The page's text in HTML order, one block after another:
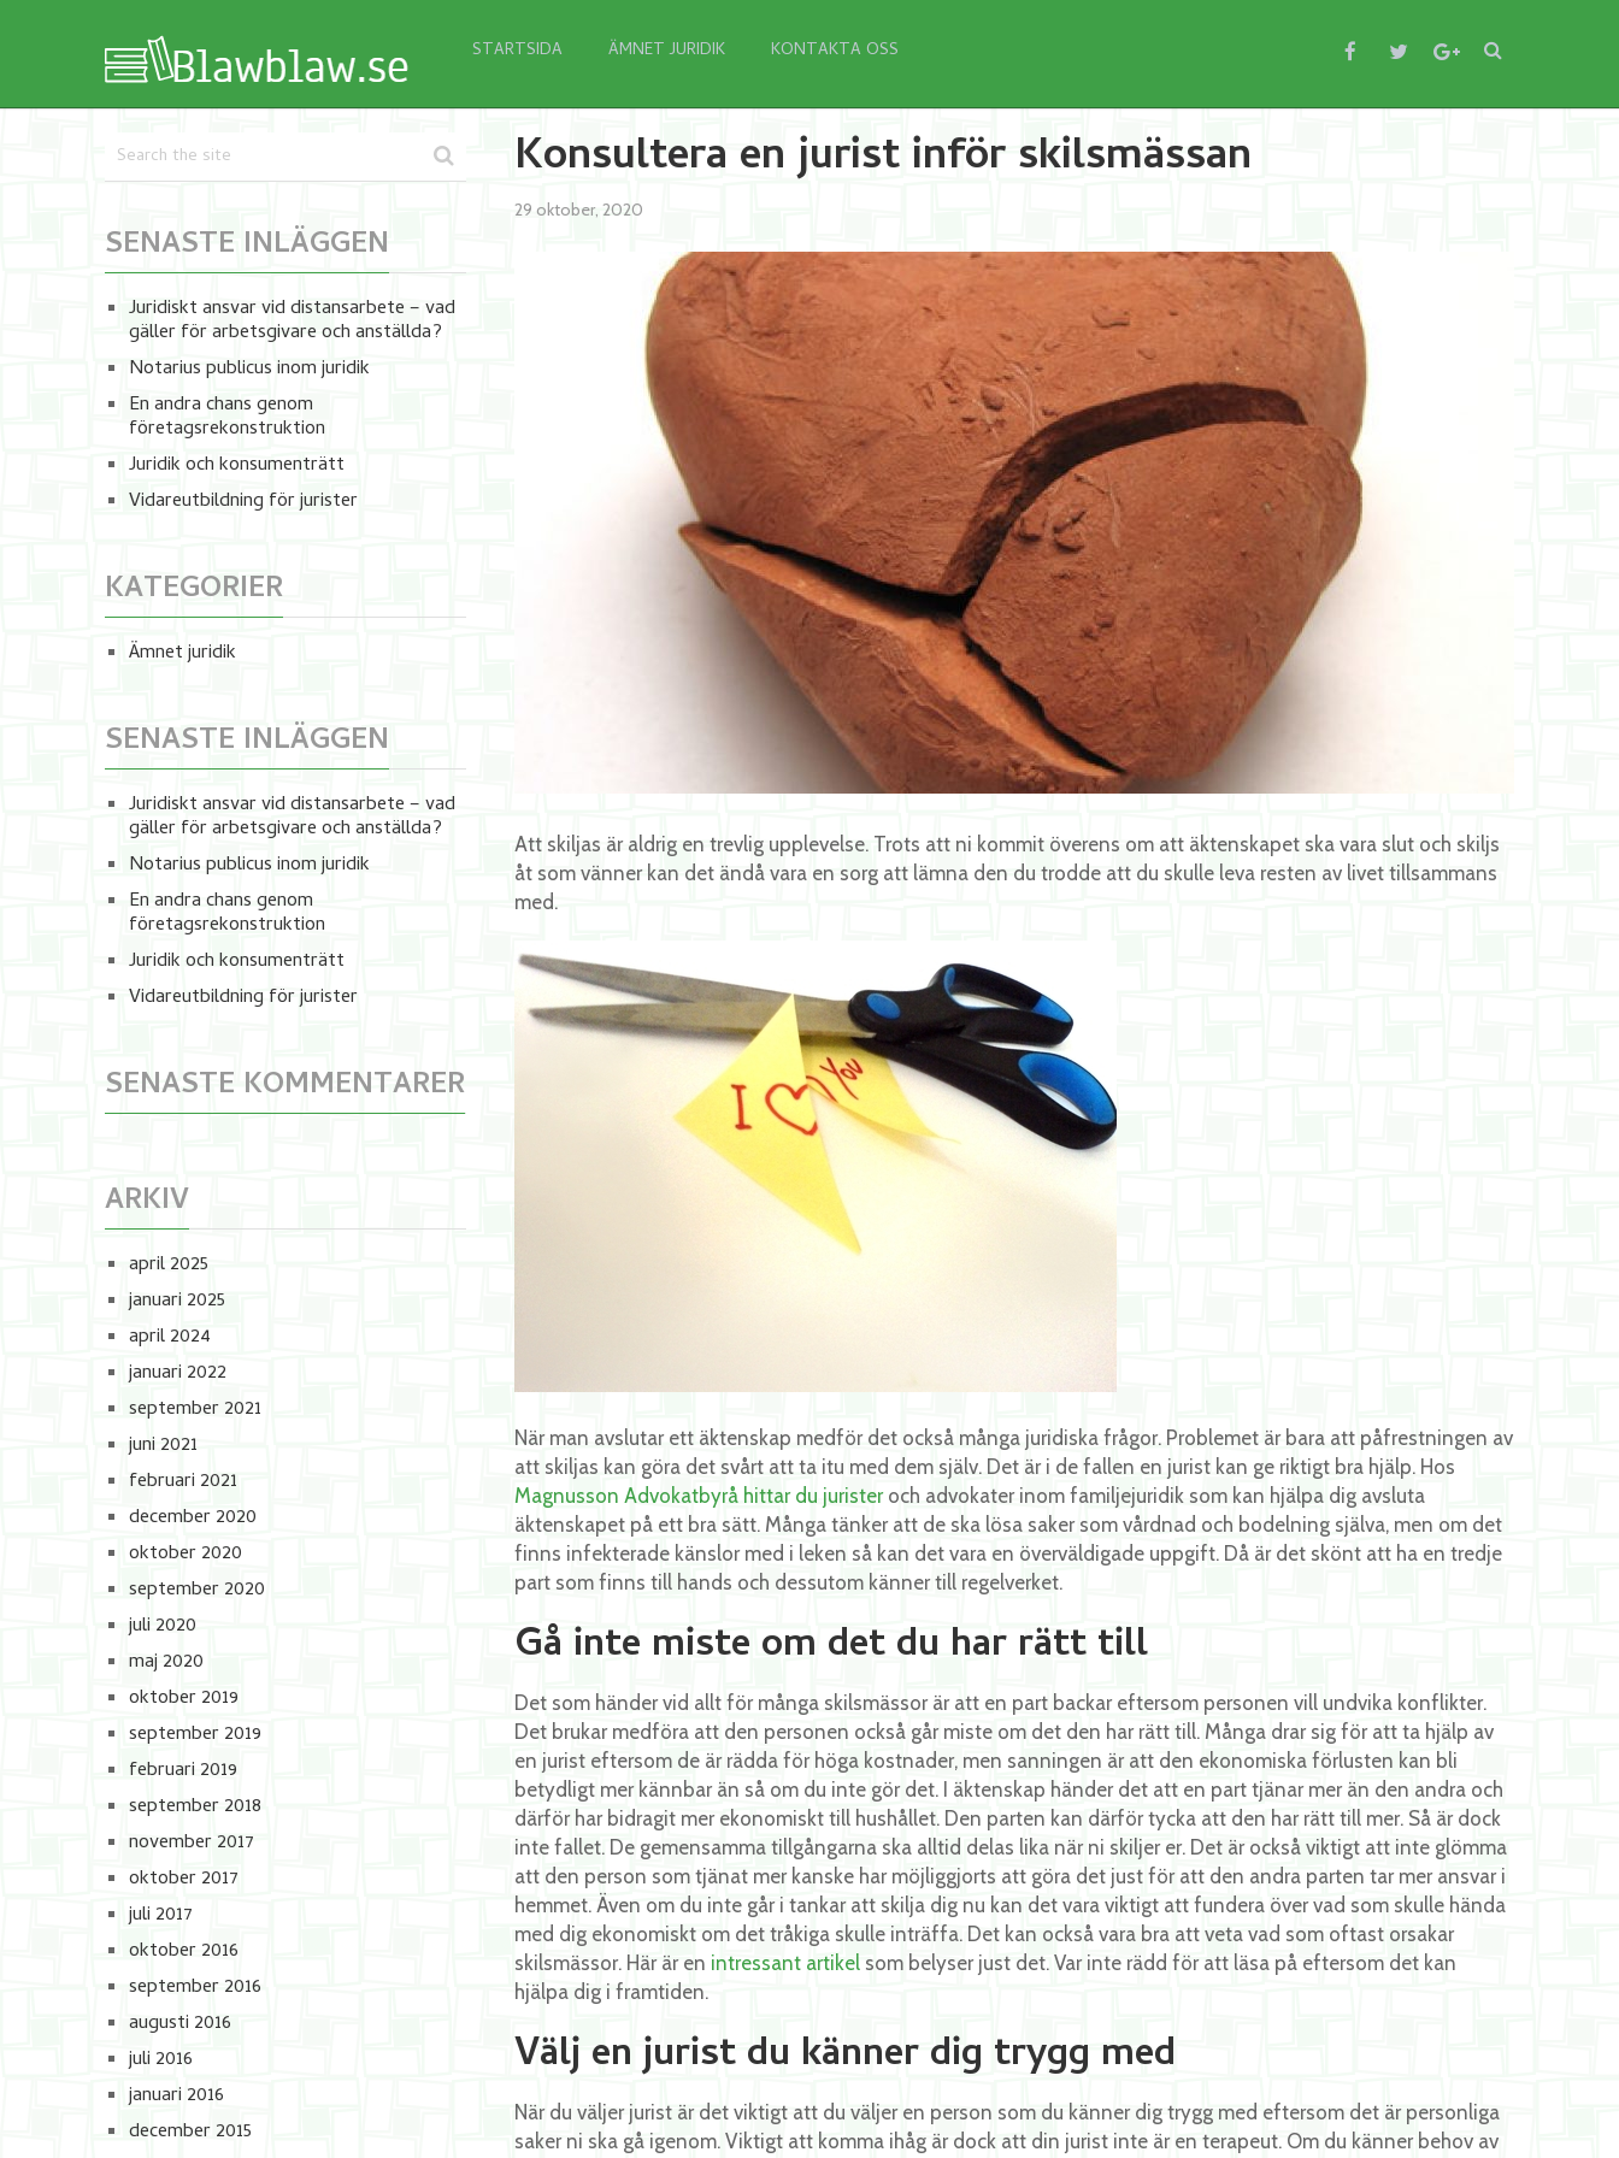
STARTSIDA ÄMNET JURIDIK KONTAKTA OSS
Konsultera en jurist inför skilsmässan
29 oktober, 2020
Att skiljas är aldrig en trevlig upplevelse. Trots att ni kommit överens om att äktenskapet ska vara slut och skiljs
åt som vänner kan det ändå vara en sorg att lämna den du trodde att du skulle leva resten av livet tillsammans
med.
När man avslutar ett äktenskap medför det också många juridiska frågor. Problemet är bara att påfrestningen av
att skiljas kan göra det svårt att ta itu med dem själv. Det är i de fallen en jurist kan ge riktigt bra hjälp. Hos
Magnusson Advokatbyrå hittar du juristeroch advokater inom familjejuridik som kan hjälpa dig avsluta
äktenskapet på ett bra sätt. Många tänker att de ska lösa saker som vårdnad och bodelning själva, men om det
finns infekterade känslor med i leken så kan det vara en överväldigade uppgift. Då är det skönt att ha en tredje
part som finns till hands och dessutom känner till regelverket.
Gå inte miste om det du har rätt till
Det som händer vid allt för många skilsmässor är att en part backar eftersom personen vill undvika konflikter.
Det brukar medföra att den personen också går miste om det den har rätt till. Många drar sig för att ta hjälp av
en jurist eftersom de är rädda för höga kostnader, men sanningen är att den ekonomiska förlusten kan bli
betydligt mer kännbar än så om du inte gör det. I äktenskap händer det att en part tjänar mer än den andra och
därför har bidragit mer ekonomiskt till hushållet. Den parten kan därför tycka att den har rätt till mer. Så är dock
inte fallet. De gemensamma tillgångarna ska alltid delas lika när ni skiljer er. Det är också viktigt att inte glömma
att den person som tjänat mer kanske har möjliggjorts att göra det just för att den andra parten tar mer ansvar i
hemmet. Även om du inte går i tankar att skilja dig nu kan det vara viktigt att fundera över vad som skulle hända
med dig ekonomiskt om det tråkiga skulle inträffa. Det kan också vara bra att veta vad som oftast orsakar
skilsmässor. Här är en intressant artikel som belyser just det. Var inte rädd för att läsa på eftersom det kan
hjälpa dig i framtiden.
Välj en jurist du känner dig trygg med
När du väljer jurist är det viktigt att du väljer en person som du känner dig trygg med eftersom det är personliga
saker ni ska gå igenom. Viktigt att komma ihåg är dock att din jurist inte är en terapeut. Om du känner behov av
SENASTE INLÄGGEN
Juridiskt ansvar vid distansarbete – vad
gäller för arbetsgivare och anställda?
Notarius publicus inom juridik
En andra chans genom
företagsrekonstruktion
Juridik och konsumenträtt
Vidareutbildning för jurister
KATEGORIER
Ämnet juridik
SENASTE INLÄGGEN
Juridiskt ansvar vid distansarbete – vad
gäller för arbetsgivare och anställda?
Notarius publicus inom juridik
En andra chans genom
företagsrekonstruktion
Juridik och konsumenträtt
Vidareutbildning för jurister
SENASTE KOMMENTARER
ARKIV
april 2025
januari 2025
april 2024
januari 2022
september 2021
juni 2021
februari 2021
december 2020
oktober 2020
september 2020
juli 2020
maj 2020
oktober 2019
september 2019
februari 2019
september 2018
november 2017
oktober 2017
juli 2017
oktober 2016
september 2016
augusti 2016
juli 2016
januari 2016
december 2015